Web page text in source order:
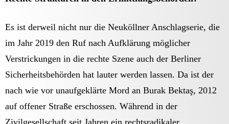
Es ist derweil nicht nur die Neuköllner Anschlagserie, die
im Jahr 2019 den Ruf nach Aufklärung möglicher
Verstrickungen in die rechte Szene auch der Berliner
Sicherheitsbehörden hat lauter werden lassen. Da ist der
nach wie vor unaufgeklärte Mord an Burak Bektaş, 2012
auf offener Straße erschossen. Während in der
Zivilgesellschaft seit Jahren ein rechtsradikaler